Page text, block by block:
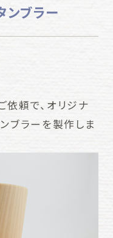
ンブラー
頼で、オリジナ
ブラーを製作しま